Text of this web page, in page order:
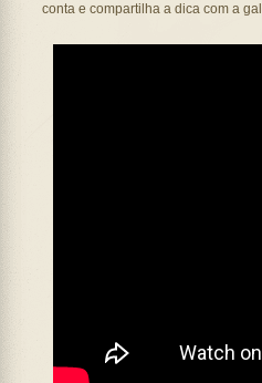
conta e compartilha a dica com a